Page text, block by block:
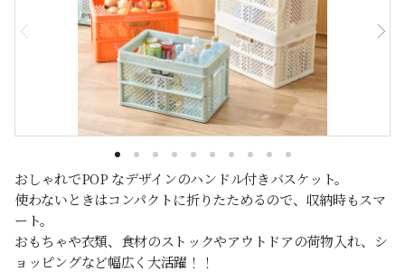
おしゃれでPOP なデザインのハンドル付きバスケット。
使わないときはコンパクトに折りたためるので、収納時もスマ
ート。
おもちゃや衣類、食材のストックやアウトドアの荷物入れ、シ
ョッピングなど幅広く大活躍！！